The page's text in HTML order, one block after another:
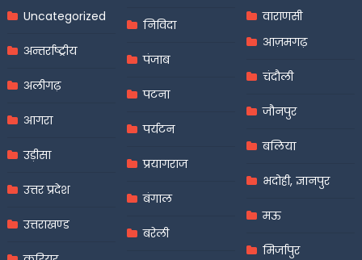
Uncategorized
अन्तर्राष्ट्रीय
अलीगढ़
आगरा
उड़ीसा
उत्तर प्रदेश
उत्तराखण्ड
निविदा
पंजाब
पटना
पर्यटन
प्रयागराज
बंगाल
बरेली
वाराणसी
आज़मगढ़
चंदौली
जौनपुर
बलिया
भदोही, ज्ञानपुर
मऊ
मिर्जापुर